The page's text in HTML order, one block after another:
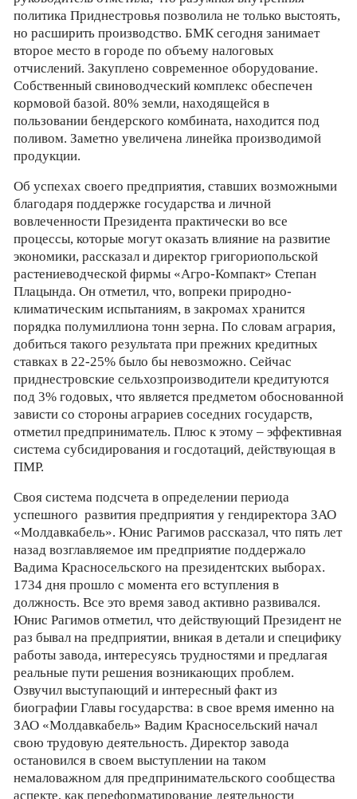
политика Приднестровья позволила не только выстоять,
но расширить производство. БМК сегодня занимает
второе место в городе по объему налоговых
отчислений. Закуплено современное оборудование.
Собственный свиноводческий комплекс обеспечен
кормовой базой. 80% земли, находящейся в
пользовании бендерского комбината, находится под
поливом. Заметно увеличена линейка производимой
продукции.
Об успехах своего предприятия, ставших возможными
благодаря поддержке государства и личной
вовлеченности Президента практически во все
процессы, которые могут оказать влияние на развитие
экономики, рассказал и директор григориопольской
растениеводческой фирмы «Агро-Компакт» Степан
Плацында. Он отметил, что, вопреки природно-
климатическим испытаниям, в закромах хранится
порядка полумиллиона тонн зерна. По словам агрария,
добиться такого результата при прежних кредитных
ставках в 22-25% было бы невозможно. Сейчас
приднестровские сельхозпроизводители кредитуются
под 3% годовых, что является предметом обоснованной
зависти со стороны аграриев соседних государств,
отметил предприниматель. Плюс к этому – эффективная
система субсидирования и госдотаций, действующая в
ПМР.
Своя система подсчета в определении периода
успешного развития предприятия у гендиректора ЗАО
«Молдавкабель». Юнис Рагимов рассказал, что пять лет
назад возглавляемое им предприятие поддержало
Вадима Красносельского на президентских выборах.
1734 дня прошло с момента его вступления в
должность. Все это время завод активно развивался.
Юнис Рагимов отметил, что действующий Президент не
раз бывал на предприятии, вникая в детали и специфику
работы завода, интересуясь трудностями и предлагая
реальные пути решения возникающих проблем.
Озвучил выступающий и интересный факт из
биографии Главы государства: в свое время именно на
ЗАО «Молдавкабель» Вадим Красносельский начал
свою трудовую деятельность. Директор завода
остановился в своем выступлении на таком
немаловажном для предпринимательского сообщества
аспекте, как переформатирование деятельности